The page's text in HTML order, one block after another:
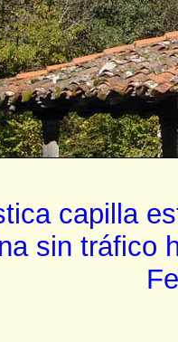
capilla
sin tráfico